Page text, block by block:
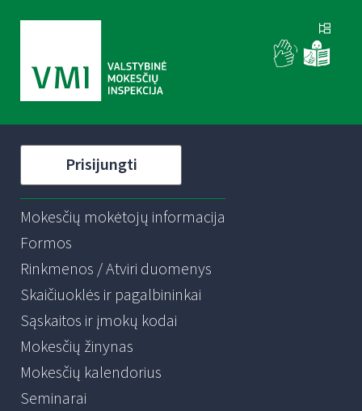
Prisijungti
Mokesčių mokėtojų informacija
Formos
Rinkmenos / Atviri duomenys
Skaičiuoklės ir pagalbininkai
Sąskaitos ir įmokų kodai
Mokesčių žinynas
Mokesčių kalendorius
Seminarai